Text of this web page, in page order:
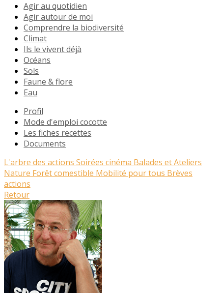
Agir au quotidien
Agir autour de moi
Comprendre la biodiversité
Climat
Ils le vivent déjà
Océans
Sols
Faune & flore
Eau
Profil
Mode d'emploi cocotte
Les fiches recettes
Documents
L'arbre des actions Soirées cinéma Balades et Ateliers
Nature Forêt comestible Mobilité pour tous Brèves
actions
Retour